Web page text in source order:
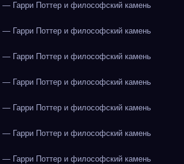
Гарри Поттер и философский камень
Гарри Поттер и философский камень
Гарри Поттер и философский камень
Гарри Поттер и философский камень
Гарри Поттер и философский камень
Гарри Поттер и философский камень
Гарри Поттер и философский камень